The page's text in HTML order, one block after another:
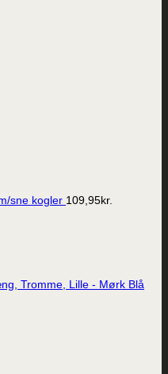
sne kogler 109,95kr.
Tromme, Lille - Mørk Blå